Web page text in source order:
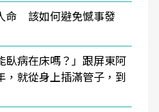
命 該如何避免憾事發
臥病在床嗎？」跟屏東阿
，就從身上插滿管子，到